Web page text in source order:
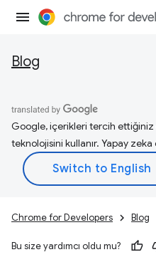
Blog
Google, içerikleri tercih
teknolojisini kullanır. Yapay
Chrome for Developers Blog
Bu size yardımcı oldu mu?